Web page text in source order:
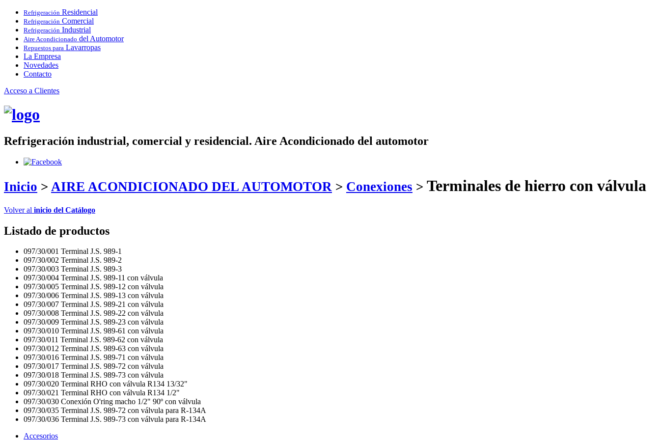
Refrigeración Residencial
Refrigeración Comercial
Refrigeración Industrial
Aire Acondicionado del Automotor
Repuestos para Lavarropas
La Empresa
Novedades
Contacto
Acceso a Clientes
Refrigeración industrial, comercial y residencial. Aire Acondicionado del automotor
Inicio > AIRE ACONDICIONADO DEL AUTOMOTOR > Conexiones > Terminales de hierro con válvula
Volver al inicio del Catálogo
Listado de productos
097/30/001 Terminal J.S. 989-1
097/30/002 Terminal J.S. 989-2
097/30/003 Terminal J.S. 989-3
097/30/004 Terminal J.S. 989-11 con válvula
097/30/005 Terminal J.S. 989-12 con válvula
097/30/006 Terminal J.S. 989-13 con válvula
097/30/007 Terminal J.S. 989-21 con válvula
097/30/008 Terminal J.S. 989-22 con válvula
097/30/009 Terminal J.S. 989-23 con válvula
097/30/010 Terminal J.S. 989-61 con válvula
097/30/011 Terminal J.S. 989-62 con válvula
097/30/012 Terminal J.S. 989-63 con válvula
097/30/016 Terminal J.S. 989-71 con válvula
097/30/017 Terminal J.S. 989-72 con válvula
097/30/018 Terminal J.S. 989-73 con válvula
097/30/020 Terminal RHO con válvula R134 13/32"
097/30/021 Terminal RHO con válvula R134 1/2"
097/30/030 Conexión O'ring macho 1/2" 90º con válvula
097/30/035 Terminal J.S. 989-72 con válvula para R-134A
097/30/036 Terminal J.S. 989-73 con válvula para R-134A
Accesorios